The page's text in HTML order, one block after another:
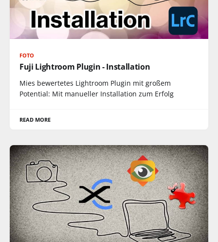
FOTO
Fuji Lightroom Plugin - Installation
Mies bewertetes Lightroom Plugin mit großem
Potential: Mit manueller Installation zum Erfolg
READ MORE